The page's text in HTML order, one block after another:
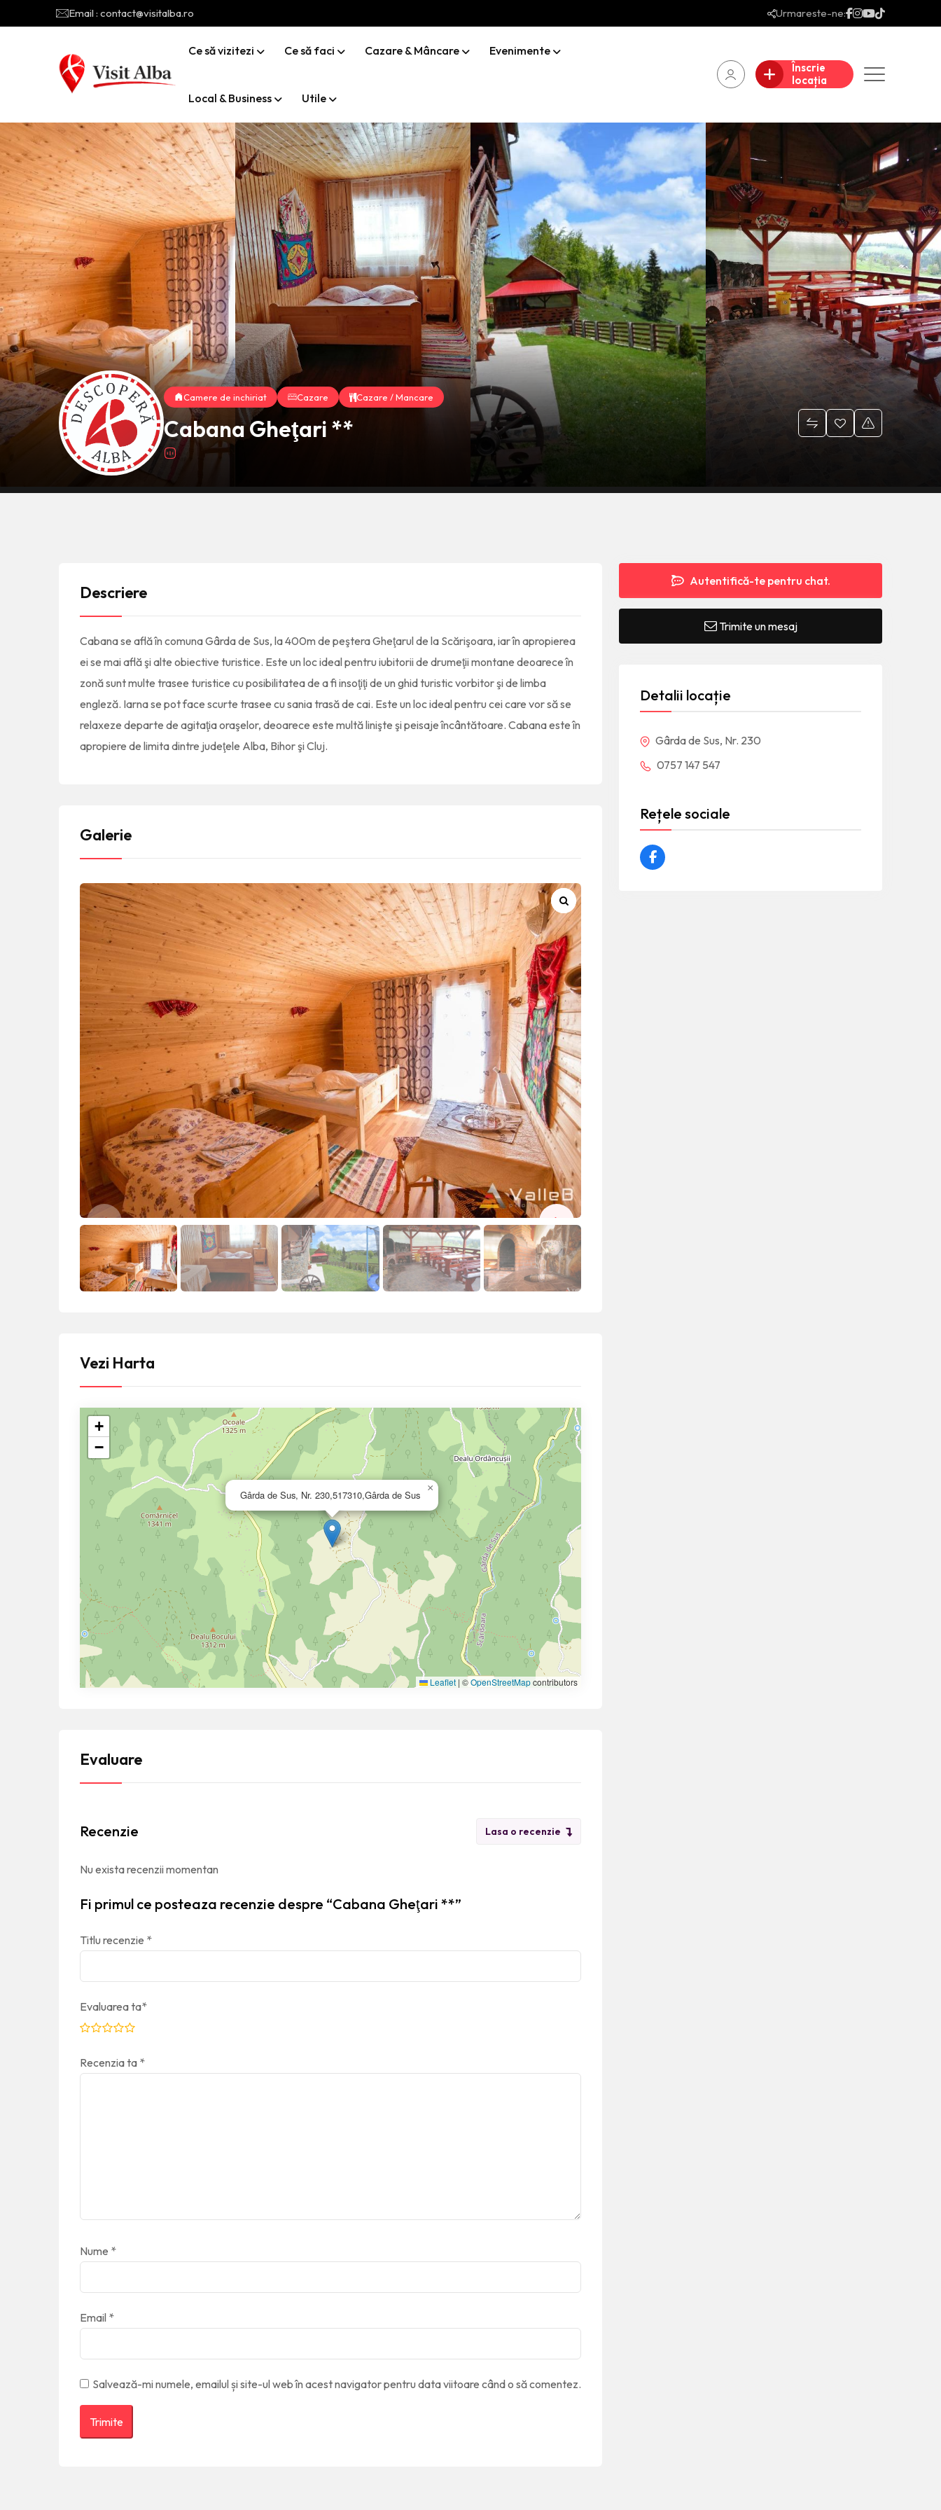
Email : contact@visitalba.ro Urmareste-ne:
Ce să vizitezi Ce să faci Cazare & Mâncare Evenimente
Local & Business Utile
Înscrie
locația
Camere de inchiriat Cazare Cazare / Mancare
Cabana Gheţari **
Descriere
Cabana se află în comuna Gârda de Sus, la 400m de peştera Gheţarul de la Scărişoara, iar în apropierea
ei se mai află şi alte obiective turistice. Este un loc ideal pentru iubitorii de drumeţii montane deoarece în
zonă sunt multe trasee turistice cu posibilitatea de a fi insoţiţi de un ghid turistic vorbitor şi de limba
engleză. Iarna se pot face scurte trasee cu sania trasă de cai. Este un loc ideal pentru cei care vor să se
relaxeze departe de agitaţia oraşelor, deoarece este multă linişte şi peisaje încântătoare. Cabana este în
apropiere de limita dintre judeţele Alba, Bihor şi Cluj.
Galerie
Vezi Harta
Gârda de Sus, Nr. 230,517310,Gârda de Sus
×
+
−
Leaflet | ©OpenStreetMapcontributors
Evaluare
Recenzie Lasa o recenzie
Nu exista recenzii momentan
Fi primul ce posteaza recenzie despre “Cabana Gheţari **”
Titlu recenzie *
Evaluarea ta*
Recenzia ta *
Nume *
Email *
Salvează-mi numele, emailul și site-ul web în acest navigator pentru data viitoare când o să comentez.
Autentifică-te pentru chat.
Trimite un mesaj
Detalii locație
Gârda de Sus, Nr. 230
0757 147 547
Rețele sociale